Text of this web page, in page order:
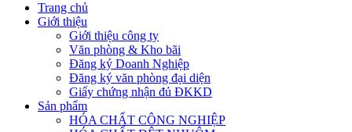
Trang chủ
Giới thiệu
Giới thiệu công ty
Văn phòng & Kho bãi
Đăng ký Doanh Nghiệp
Đăng ký văn phòng đại diện
Giấy chứng nhận đủ ĐKKD
Sản phẩm
HÓA CHẤT CÔNG NGHIỆP